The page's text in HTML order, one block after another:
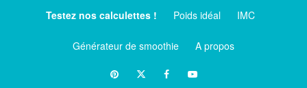
Testez nos calculettes ! Poids idéal IMC
Générateur de smoothie
A propos
PinterestTwitterfacebookYoutube